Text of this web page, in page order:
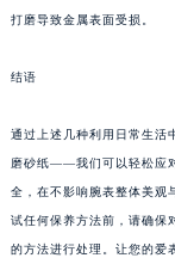
打磨导致金属表面受损。
结语
通过上述几种利用日常生
磨砂纸——我们可以轻松应
全，在不影响腕表整体美观
试任何保养方法前，请确保
的方法进行处理。让您的爱